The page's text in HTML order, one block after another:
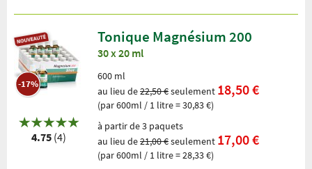
-17%
4.75 (4)
Tonique Magnésium 200
30 x 20 ml
600 ml
au lieu de22,50 €seulement 18,50 €
(par 600ml / 1 litre = 30,83 €)
à partir de 3 paquets
au lieu de21,00 €seulement 17,00 €
(par 600ml / 1 litre = 28,33 €)